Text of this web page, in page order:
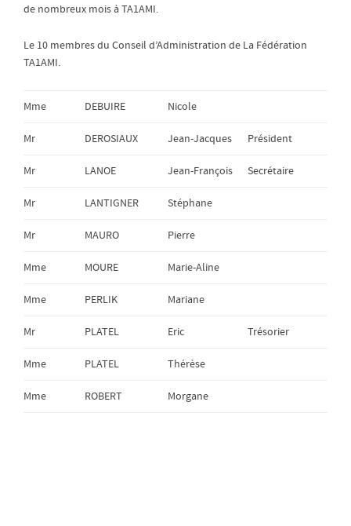
de nombreux mois à TA1AMI.
Le 10 membres du Conseil d’Administration de La Fédération
TA1AMI.
Mme DEBUIRE Nicole
Mr DEROSIAUX Jean-Jacques Président
Mr LANOE Jean-François Secrétaire
Mr LANTIGNER Stéphane
Mr MAURO Pierre
Mme MOURE Marie-Aline
Mme PERLIK Mariane
Mr PLATEL Eric Trésorier
Mme PLATEL Thérèse
Mme ROBERT Morgane